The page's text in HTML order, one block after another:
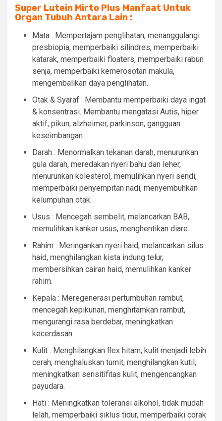
Super Lutein Mirto Plus Manfaat Untuk
Organ Tubuh Antara Lain :
Mata : Mempertajam penglihatan, menanggulangi
presbiopia, memperbaiki silindres, memperbaiki
katarak, memperbaiki floaters, memperbaiki rabun
senja, memperbaiki kemerosotan makula,
mengembalikan daya penglihatan.
Otak & Syaraf : Membantu memperbaiki daya ingat
& konsentrasi. Membantu mengatasi Autis, hiper
aktif, pikun, alzheimer, parkinson, gangguan
keseimbangan.
Darah : Menormalkan tekanan darah, menurunkan
gula darah, meredakan nyeri bahu dan leher,
menurunkan kolesterol, memulihkan nyeri sendi,
memperbaiki penyempitan nadi, menyembuhkan
kelumpuhan otak.
Usus : Mencegah sembelit, melancarkan BAB,
memulihkan kanker usus, menghentikan diare.
Rahim : Meringankan nyeri haid, melancarkan silus
haid, menghilangkan kista indung telur,
membersihkan cairan haid, memulihkan kanker
rahim.
Kepala : Meregenerasi pertumbuhan rambut,
mencegah kepikunan, menghitamkan rambut,
mengurangi rasa berdebar, meningkatkan
kecerdasan.
Kulit : Menghilangkan flex hitam, kulit menjadi lebih
cerah, menghaluskan tumit, menghilangkan kutil,
meningkatkan sensitifitas kulit, mengencangkan
payudara.
Hati : Meningkatkan toleransi alkohol, tidak mudah
lelah, memperbaiki siklus tidur, memperbaiki corak